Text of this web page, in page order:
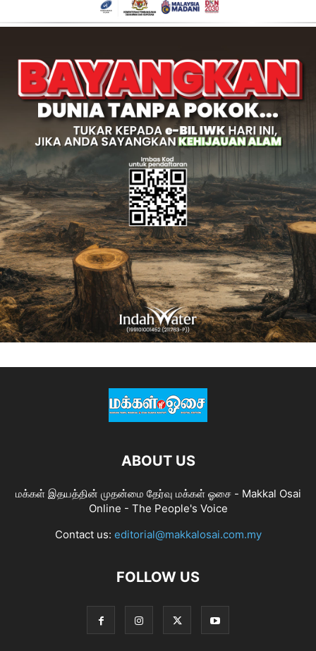
ABOUT US
மக்கள் இதயத்தின் முதன்மை தேர்வு மக்கள் ஓசை - Makkal Osai
Online - The People's Voice
Contact us: editorial@makkalosai.com.my
FOLLOW US